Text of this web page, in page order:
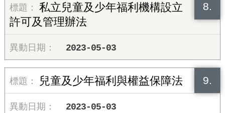
8.
私立兒童及少年福利機構設立
許可及管理辦法
2023-05-03
9.
兒童及少年福利與權益保障法
2023-05-03